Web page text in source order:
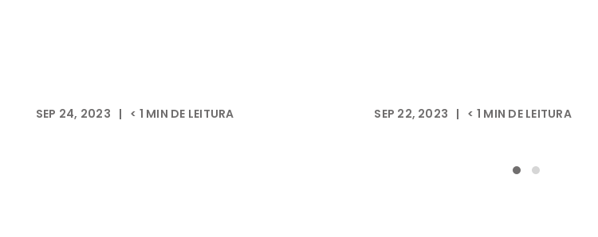
SEP 24, 2023 | < 1 MIN DE LEITURA SEP 22, 2023 | < 1 MIN DE LEITURA